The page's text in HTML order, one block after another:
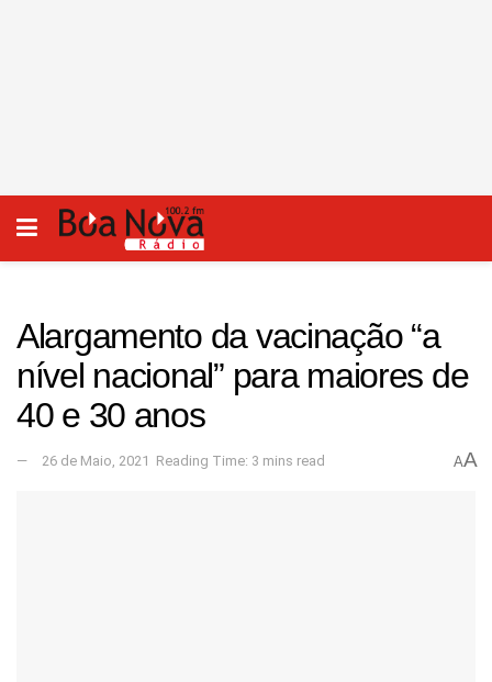
Alargamento da vacinação “a
nível nacional” para maiores de
40 e 30 anos
26 de Maio, 2021 Reading Time: 3 mins read AA